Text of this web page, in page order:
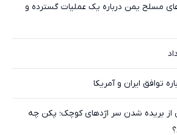
مسلح یمن درباره یک عملیات گسترده و
توافق ایران و آمریکا
بریده شدن سر اژدهای کوچک؛ پکن چه